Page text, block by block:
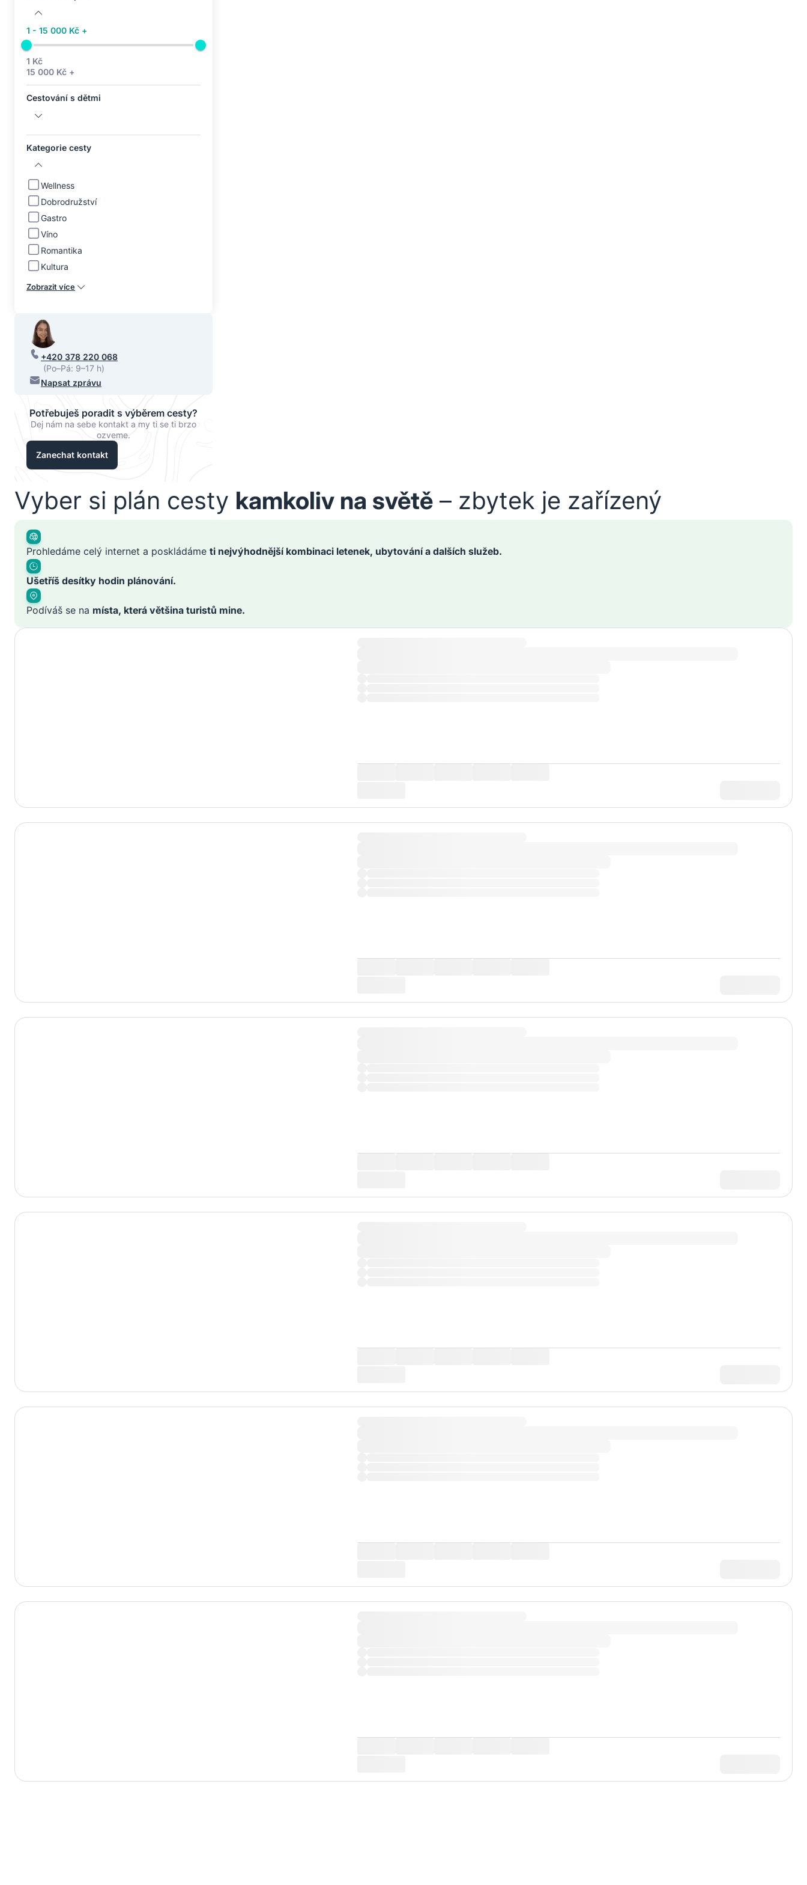
1 - 15 000 Kč +
1 Kč
15 000 Kč +
Cestování s dětmi
Kategorie cesty
Wellness
Dobrodružství
Gastro
Víno
Romantika
Kultura
Zobrazit více
+420 378 220 068
(Po–Pá: 9–17 h)
Napsat zprávu
Potřebuješ poradit s výběrem cesty?
Dej nám na sebe kontakt a my ti se ti brzo
ozveme.
Zanechat kontakt
Vyber si plán cesty kamkoliv na světě – zbytek je zařízený
Prohledáme celý internet a poskládáme ti nejvýhodnější kombinaci letenek, ubytování a dalších služeb.
Ušetříš desítky hodin plánování.
Podíváš se na místa, která většina turistů mine.